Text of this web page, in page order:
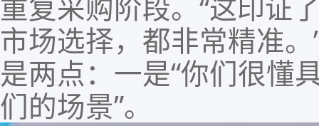
市场选择，都非常精准
是两点：一是“你们很懂
们的场景”。